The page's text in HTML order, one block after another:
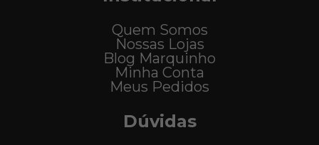
Quem Somos
Nossas Lojas
Blog Marquinho
Minha Conta
Meus Pedidos
Dúvidas